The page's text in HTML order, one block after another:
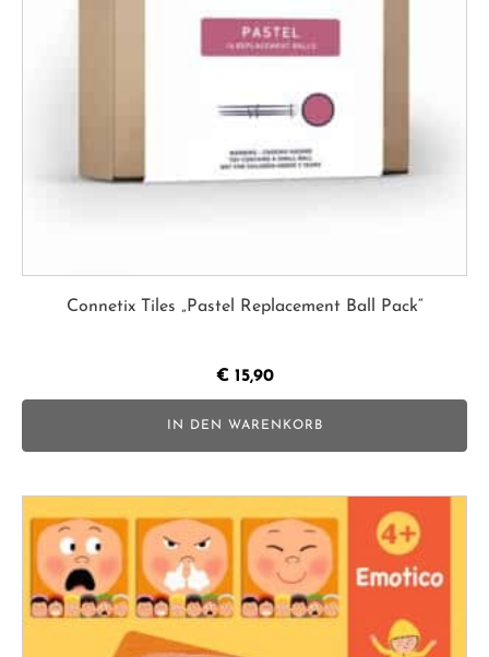
Connetix Tiles „Pastel Replacement Ball Pack“
€15,90
IN DEN WARENKORB